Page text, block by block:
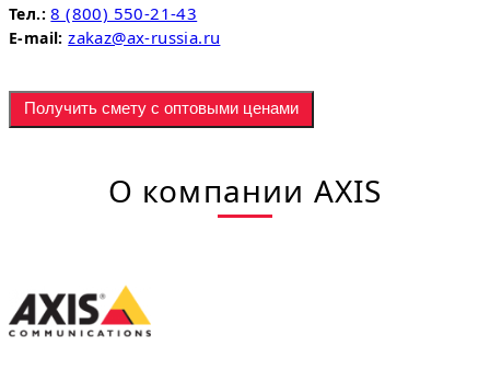
Тел.: 8 (800) 550-21-43
E-mail: zakaz@ax-russia.ru
Получить смету с оптовыми ценами
О компании AXIS